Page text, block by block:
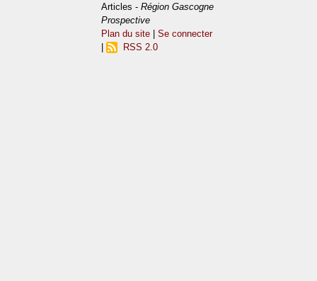
Articles -Région Gascogne
Prospective
Plan du site |Se connecter
RSS 2.0